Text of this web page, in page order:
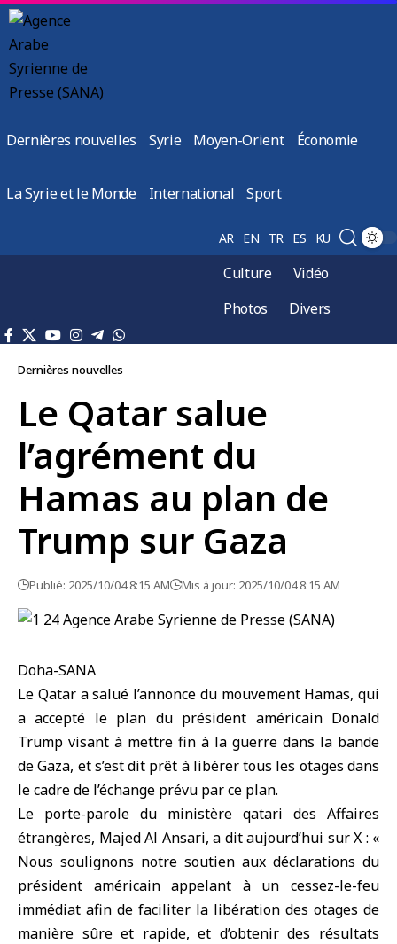
Dernières nouvelles Syrie Moyen-Orient Économie
La Syrie et le Monde International Sport
AR EN TR ES KU
Culture
Vidéo
Photos
Divers
Dernières nouvelles
Le Qatar salue
l’agrément du
Hamas au plan de
Trump sur Gaza
Publié: 2025/10/04 8:15 AM Mis à jour: 2025/10/04 8:15 AM
Doha-SANA
Le Qatar a salué l’annonce du mouvement Hamas, qui
a accepté le plan du président américainDonald
Trump visant à mettre fin à la guerre dans la bande
de Gaza, et s’est dit prêt à libérer tous les otages dans
le cadre de l’échange prévu par ce plan.
Le porte-parole du ministère qatari des Affaires
étrangères, Majed Al Ansari, a dit aujourd’hui sur X : «
Nous soulignons notre soutien aux déclarations du
président américain appelant à un cessez-le-feu
immédiat afin de faciliter la libération des otages de
manière sûre et rapide, et d’obtenir des résultats